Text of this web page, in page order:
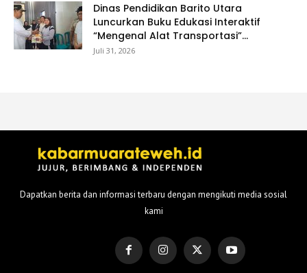
Dinas Pendidikan Barito Utara
Luncurkan Buku Edukasi Interaktif
“Mengenal Alat Transportasi”...
Juli 31, 2026
Dapatkan berita dan informasi terbaru dengan mengikuti media sosial
kami